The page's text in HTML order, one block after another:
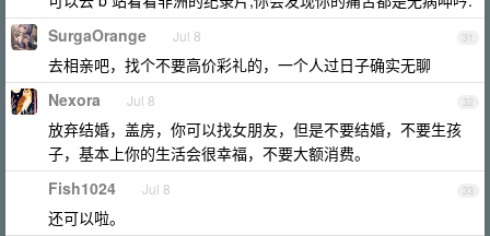
31
SurgaOrange Jul 8
去相亲吧，找个不要高价彩礼的，一个人过日子确实无聊
32
Nexora Jul 8
放弃结婚，盖房，你可以找女朋友，但是不要结婚，不要生孩
子，基本上你的生活会很幸福，不要大额消费。
33
Fish1024 Jul 8
还可以啦。